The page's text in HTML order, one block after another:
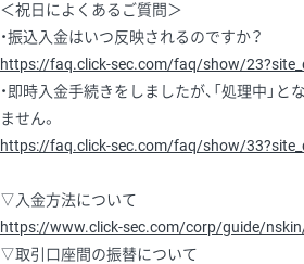
＜祝日によくあるご質問＞
・振込入金はいつ反映されるのですか？
https://faq.click-sec.com/faq/show/
・即時入金手続きをしましたが、「処理中」
ません。
https://faq.click-sec.com/faq/show/
▽入金方法について
https://www.click-sec.com/corp/guide/
▽取引口座間の振替について